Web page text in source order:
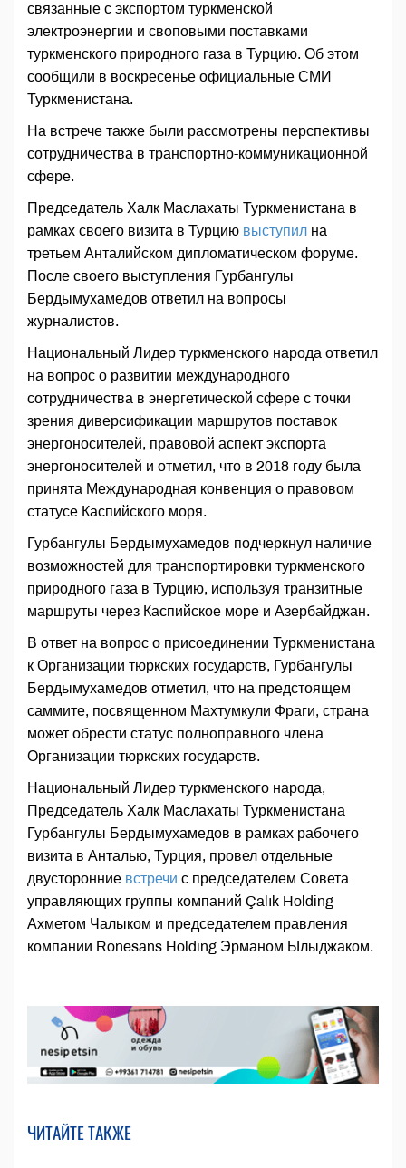
связанные с экспортом туркменской
электроэнергии и своповыми поставками
туркменского природного газа в Турцию. Об этом
сообщили в воскресенье официальные СМИ
Туркменистана.
На встрече также были рассмотрены перспективы
сотрудничества в транспортно-коммуникационной
сфере.
Председатель Халк Маслахаты Туркменистана в
рамках своего визита в Турцию выступил на
третьем Анталийском дипломатическом форуме.
После своего выступления Гурбангулы
Бердымухамедов ответил на вопросы
журналистов.
Национальный Лидер туркменского народа ответил
на вопрос о развитии международного
сотрудничества в энергетической сфере с точки
зрения диверсификации маршрутов поставок
энергоносителей, правовой аспект экспорта
энергоносителей и отметил, что в 2018 году была
принята Международная конвенция о правовом
статусе Каспийского моря.
Гурбангулы Бердымухамедов подчеркнул наличие
возможностей для транспортировки туркменского
природного газа в Турцию, используя транзитные
маршруты через Каспийское море и Азербайджан.
В ответ на вопрос о присоединении Туркменистана
к Организации тюркских государств, Гурбангулы
Бердымухамедов отметил, что на предстоящем
саммите, посвященном Махтумкули Фраги, страна
может обрести статус полноправного члена
Организации тюркских государств.
Национальный Лидер туркменского народа,
Председатель Халк Маслахаты Туркменистана
Гурбангулы Бердымухамедов в рамках рабочего
визита в Анталью, Турция, провел отдельные
двусторонние встречи с председателем Совета
управляющих группы компаний Çalık Holding
Ахметом Чалыком и председателем правления
компании Rönesans Holding Эрманом Ылыджаком.
ЧИТАЙТЕ ТАКЖЕ